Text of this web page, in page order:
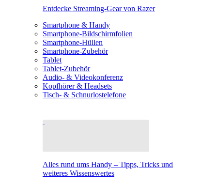
Entdecke Streaming-Gear von Razer
Smartphone & Handy
Smartphone-Bildschirmfolien
Smartphone-Hüllen
Smartphone-Zubehör
Tablet
Tablet-Zubehör
Audio- & Videokonferenz
Kopfhörer & Headsets
Tisch- & Schnurlostelefone
Alles rund ums Handy – Tipps, Tricks und
weiteres Wissenswertes